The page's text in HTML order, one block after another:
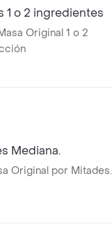
1 o 2 ingredientes
Original 1 o 2
Mediana.
Original por Mitades.